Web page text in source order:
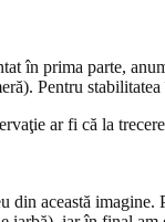
în prima parte,
Pentru
ar fi că la
această